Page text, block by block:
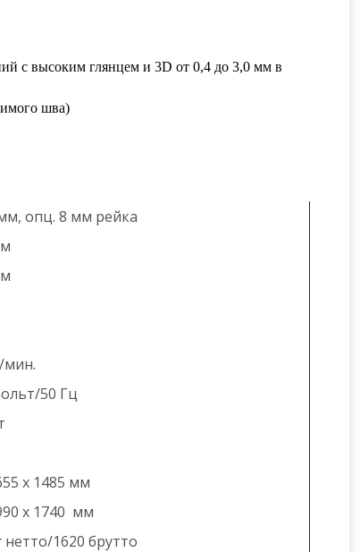
с высоким глянцем и 3D от 0,4 до 3,0 мм в
шва)
опц. 8 мм рейка
мин.
50 Гц
x 1485 мм
x 1740 мм
нетто/1620 брутто